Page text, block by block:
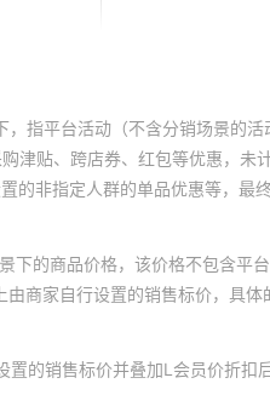
，指平台活动（不含分销场景的
津贴、跨店券、红包等优惠，
的非指定人群的单品优惠等，
下的商品价格，该价格不包含平
商家自行设置的销售标价，具
的销售标价并叠加L会员价折扣